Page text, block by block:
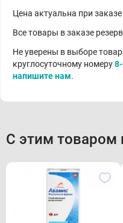
Цена актуальна при заказе
Все товары в заказе
Не уверены в выборе
круглосуточному номеру
напишите нам.
С этим товаром